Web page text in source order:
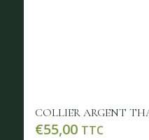
COLLIER ARGENT
€55,00 TTC